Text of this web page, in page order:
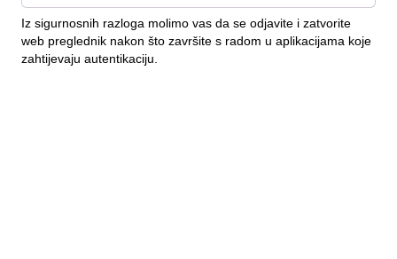
Iz sigurnosnih razloga molimo vas da se odjavite i zatvorite
web preglednik nakon što završite s radom u aplikacijama koje
zahtijevaju autentikaciju.